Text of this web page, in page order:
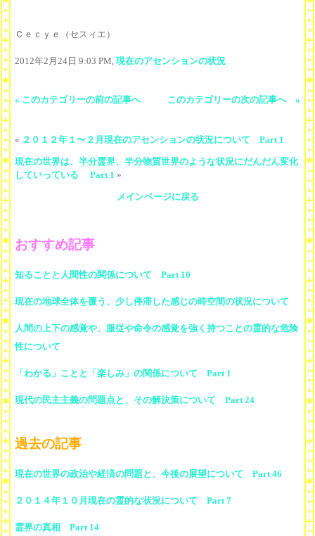
Ｃｅｃｙｅ（セスィエ）
2012年2月24日 9:03 PM, 現在のアセンションの状況
« このカテゴリーの前の記事へ このカテゴリーの次の記事へ »
« ２０１２年１〜２月現在のアセンションの状況について Part 1
現在の世界は、半分霊界、半分物質世界のような状況にだんだん変化
していっている Part 1 »
メインページに戻る
おすすめ記事
知ることと人間性の関係について Part 10
現在の地球全体を覆う、少し停滞した感じの時空間の状況について
人間の上下の感覚や、服従や命令の感覚を強く持つことの霊的な危険
性について
「わかる」ことと「楽しみ」の関係について Part 1
現代の民主主義の問題点と、その解決策について Part 24
過去の記事
現在の世界の政治や経済の問題と、今後の展望について Part 46
２０１４年１０月現在の霊的な状況について Part 7
霊界の真相 Part 14